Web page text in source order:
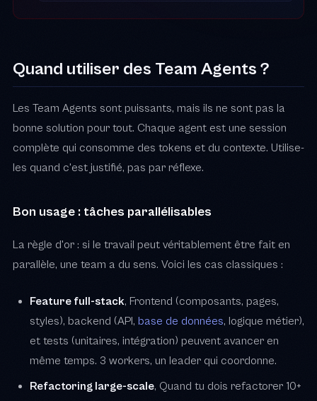
Quand utiliser des Team Agents ?
Les Team Agents sont puissants, mais ils ne sont pas la
bonne solution pour tout. Chaque agent est une session
complète qui consomme des tokens et du contexte. Utilise-
les quand c'est justifié, pas par réflexe.
Bon usage : tâches parallélisables
La règle d'or : si le travail peut véritablement être fait en
parallèle, une team a du sens. Voici les cas classiques :
Feature full-stack, Frontend (composants, pages,
styles), backend (API, base de données, logique métier),
et tests (unitaires, intégration) peuvent avancer en
même temps. 3 workers, un leader qui coordonne.
Refactoring large-scale, Quand tu dois refactorer 10+